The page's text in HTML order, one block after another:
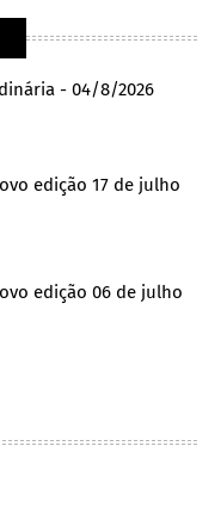
- 04/8/2026
edição 17 de julho
edição 06 de julho